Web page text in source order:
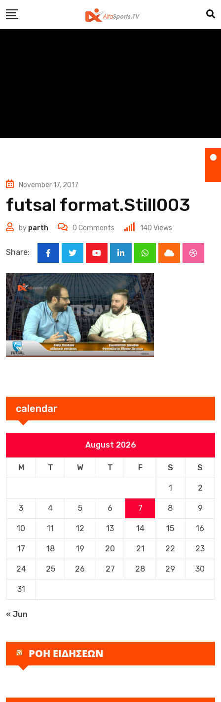
to
November 17, 2017
futsal format.Still003
by parth 0 Comments 140 Views
Share:
LinkedInWhatsappCloud
calendar
August 2026
M T W T F S S
1 2
3 4 5 6 7 8 9
10 11 12 13 14 15 16
17 18 19 20 21 22 23
24 25 26 27 28 29 30
31
« Jun
ΡΟΗ ΕΙΔΗΣΕΩΝ